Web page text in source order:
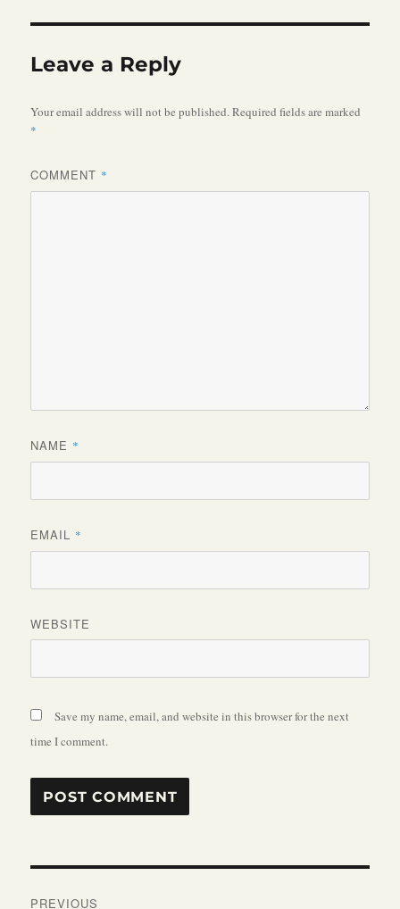
Leave a Reply
Your email address will not be published.Required fields are marked
*
COMMENT *
NAME *
EMAIL *
WEBSITE
Save my name, email, and website in this browser for the next
time I comment.
PREVIOUS